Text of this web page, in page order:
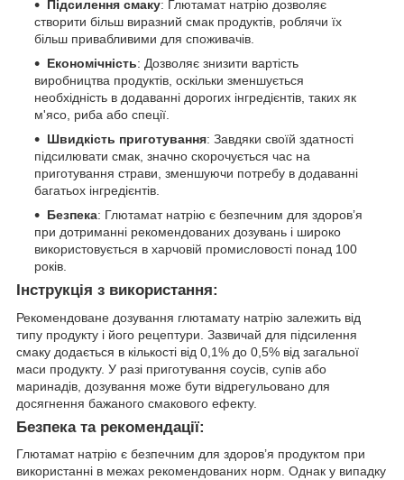
Підсилення смаку: Глютамат натрію дозволяє
створити більш виразний смак продуктів, роблячи їх
більш привабливими для споживачів.
Економічність: Дозволяє знизити вартість
виробництва продуктів, оскільки зменшується
необхідність в додаванні дорогих інгредієнтів, таких як
м'ясо, риба або спеції.
Швидкість приготування: Завдяки своїй здатності
підсилювати смак, значно скорочується час на
приготування страви, зменшуючи потребу в додаванні
багатьох інгредієнтів.
Безпека: Глютамат натрію є безпечним для здоров’я
при дотриманні рекомендованих дозувань і широко
використовується в харчовій промисловості понад 100
років.
Інструкція з використання:
Рекомендоване дозування глютамату натрію залежить від
типу продукту і його рецептури. Зазвичай для підсилення
смаку додається в кількості від 0,1% до 0,5% від загальної
маси продукту. У разі приготування соусів, супів або
маринадів, дозування може бути відрегульовано для
досягнення бажаного смакового ефекту.
Безпека та рекомендації:
Глютамат натрію є безпечним для здоров’я продуктом при
використанні в межах рекомендованих норм. Однак у випадку